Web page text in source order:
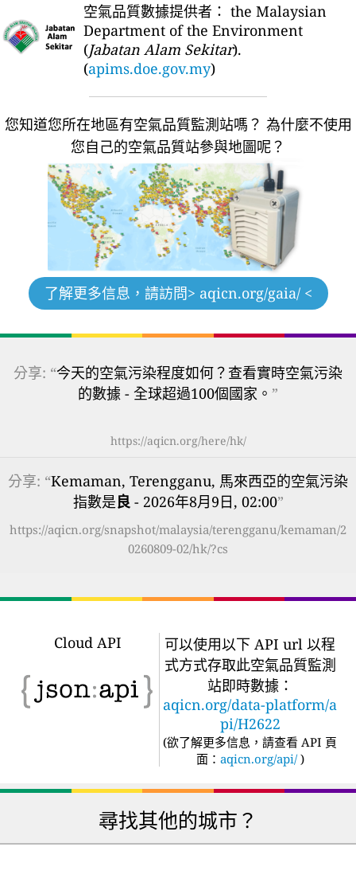
空氣品質數據提供者： the Malaysian
Department of the Environment
(Jabatan Alam Sekitar).
(apims.doe.gov.my)
您知道您所在地區有空氣品質監測站嗎？ 為什麼不使用
您自己的空氣品質站參與地圖呢？
了解更多信息，請訪問> aqicn.org/gaia/ <
分享: “今天的空氣污染程度如何？查看實時空氣污染
的數據 - 全球超過100個國家。 ”
https://aqicn.org/here/hk/
分享: “Kemaman, Terengganu, 馬來西亞的空氣污染
指數是良 - 2026年8月9日, 02:00”
https://aqicn.org/snapshot/malaysia/terengganu/kemaman/2
0260809-02/hk/?cs
Cloud API
可以使用以下 API url 以程
式方式存取此空氣品質監測
站即時數據：
aqicn.org/data-platform/a
pi/H2622
(欲了解更多信息，請查看 API 頁
面： aqicn.org/api/ )
尋找其他的城市？